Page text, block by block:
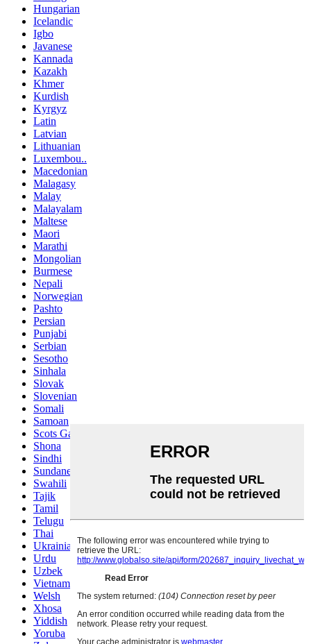
Hungarian
Icelandic
Igbo
Javanese
Kannada
Kazakh
Khmer
Kurdish
Kyrgyz
Latin
Latvian
Lithuanian
Luxembou..
Macedonian
Malagasy
Malay
Malayalam
Maltese
Maori
Marathi
Mongolian
Burmese
Nepali
Norwegian
Pashto
Persian
Punjabi
Serbian
Sesotho
Sinhala
Slovak
Slovenian
Somali
Samoan
Scots Gaelic
Shona
Sindhi
Sundanese
Swahili
Tajik
Tamil
Telugu
Thai
Ukrainian
Urdu
Uzbek
Vietnamese
Welsh
Xhosa
Yiddish
Yoruba